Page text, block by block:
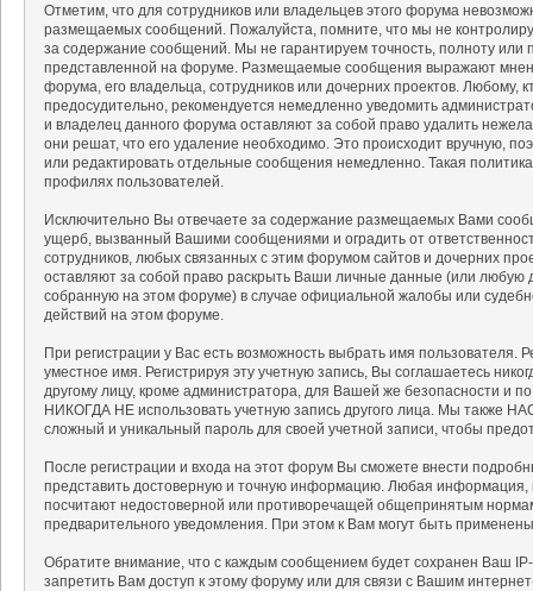
Отметим, что для сотрудников или владельцев этого форума
размещаемых сообщений. Пожалуйста, помните, что мы не
за содержание сообщений. Мы не гарантируем точность, полноту или
представленной на форуме. Размещаемые сообщения выражают
форума, его владельца, сотрудников или дочерних проектов. Любому,
предосудительно, рекомендуется немедленно уведомить
и владелец данного форума оставляют за собой право удалить
они решат, что его удаление необходимо. Это происходит вручную,
или редактировать отдельные сообщения немедленно. Такая
профилях пользователей.
Исключительно Вы отвечаете за содержание размещаемых Вами
ущерб, вызванный Вашими сообщениями и оградить от
сотрудников, любых связанных с этим форумом сайтов и дочерних
оставляют за собой право раскрыть Ваши личные данные (или
собранную на этом форуме) в случае официальной жалобы или
действий на этом форуме.
При регистрации у Вас есть возможность выбрать имя пользователя.
уместное имя. Регистрируя эту учетную запись, Вы соглашаетесь
другому лицу, кроме администратора, для Вашей же безопасности и
НИКОГДА НЕ использовать учетную запись другого лица. Мы также
сложный и уникальный пароль для своей учетной записи, чтобы
После регистрации и входа на этот форум Вы сможете внести
представить достоверную и точную информацию. Любая информация,
посчитают недостоверной или противоречащей общепринятым
предварительного уведомления. При этом к Вам могут быть
Обратите внимание, что с каждым сообщением будет сохранен Ваш
запретить Вам доступ к этому форуму или для связи с Вашим